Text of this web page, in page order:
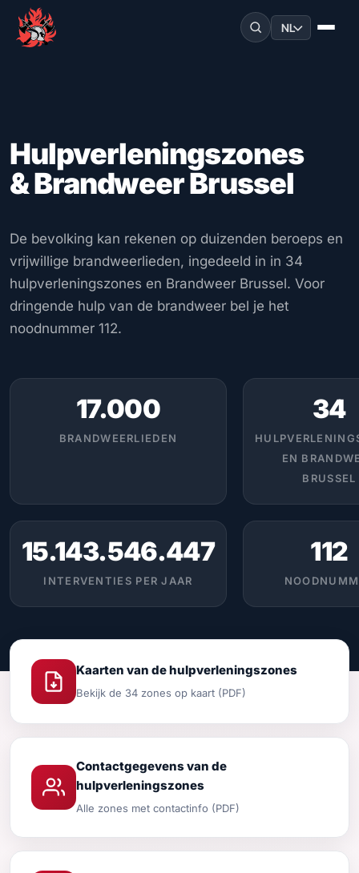
NL
Hulpverleningszones
& Brandweer Brussel
De bevolking kan rekenen op duizenden beroeps en
vrijwillige brandweerlieden, ingedeeld in in 34
hulpverleningszones en Brandweer Brussel. Voor
dringende hulp van de brandweer bel je het
noodnummer 112.
17.000
BRANDWEERLIEDEN
34
EN
BRUSSEL
15.143.546.447
INTERVENTIES PER JAAR
112
Kaarten van de hulpverleningszones
Bekijk de 34 zones op kaart (PDF)
Contactgegevens van de
hulpverleningszones
Alle zones met contactinfo (PDF)